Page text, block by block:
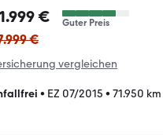
€ Guter Preis
€
vergleichen
• EZ 07/2015 • 71.950 km